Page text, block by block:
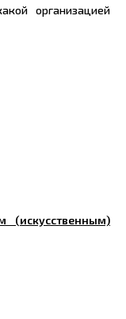
организацией
(искусственным)